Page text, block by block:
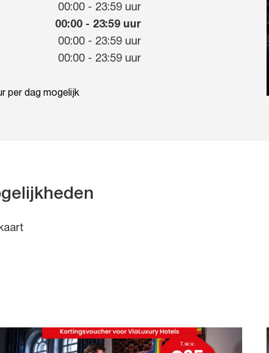
00:00 - 23:59 uur
00:00 - 23:59 uur
00:00 - 23:59 uur
00:00 - 23:59 uur
per dag mogelijk